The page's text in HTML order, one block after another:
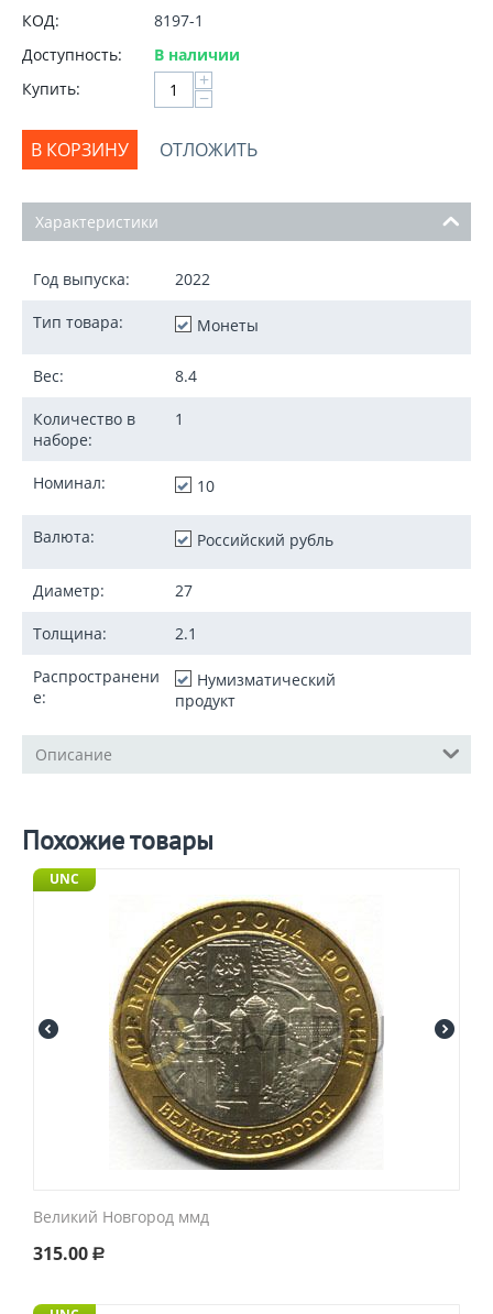
КОД:
8197-1
Доступность:
В наличии
Купить:
+
−
В КОРЗИНУ ОТЛОЖИТЬ
Характеристики
Год выпуска: 2022
Тип товара: Монеты
Вес: 8.4
Количество в
наборе:
1
Номинал: 10
Валюта: Российский рубль
Диаметр: 27
Толщина: 2.1
Распространени
е:
Нумизматический
продукт
Описание
Похожие товары
UNC
Великий Новгород ммд
315.00 Р